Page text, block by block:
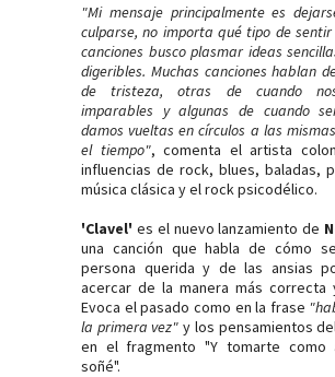
"Mi mensaje principalmente es
culparse, no importa qué tipo de sentir
canciones busco plasmar ideas
digeribles. Muchas canciones hablan
de tristeza, otras de cuando
imparables y algunas de cuando
damos vueltas en círculos a las
el tiempo", comenta el artista
influencias de rock, blues, baladas,
música clásica y el rock psicodélico.
'Clavel' es el nuevo lanzamiento de
una canción que habla de cómo
persona querida y de las ansias
acercar de la manera más correcta
Evoca el pasado como en la frase
la primera vez" y los pensamientos
en el fragmento "Y tomarte como
soñé".